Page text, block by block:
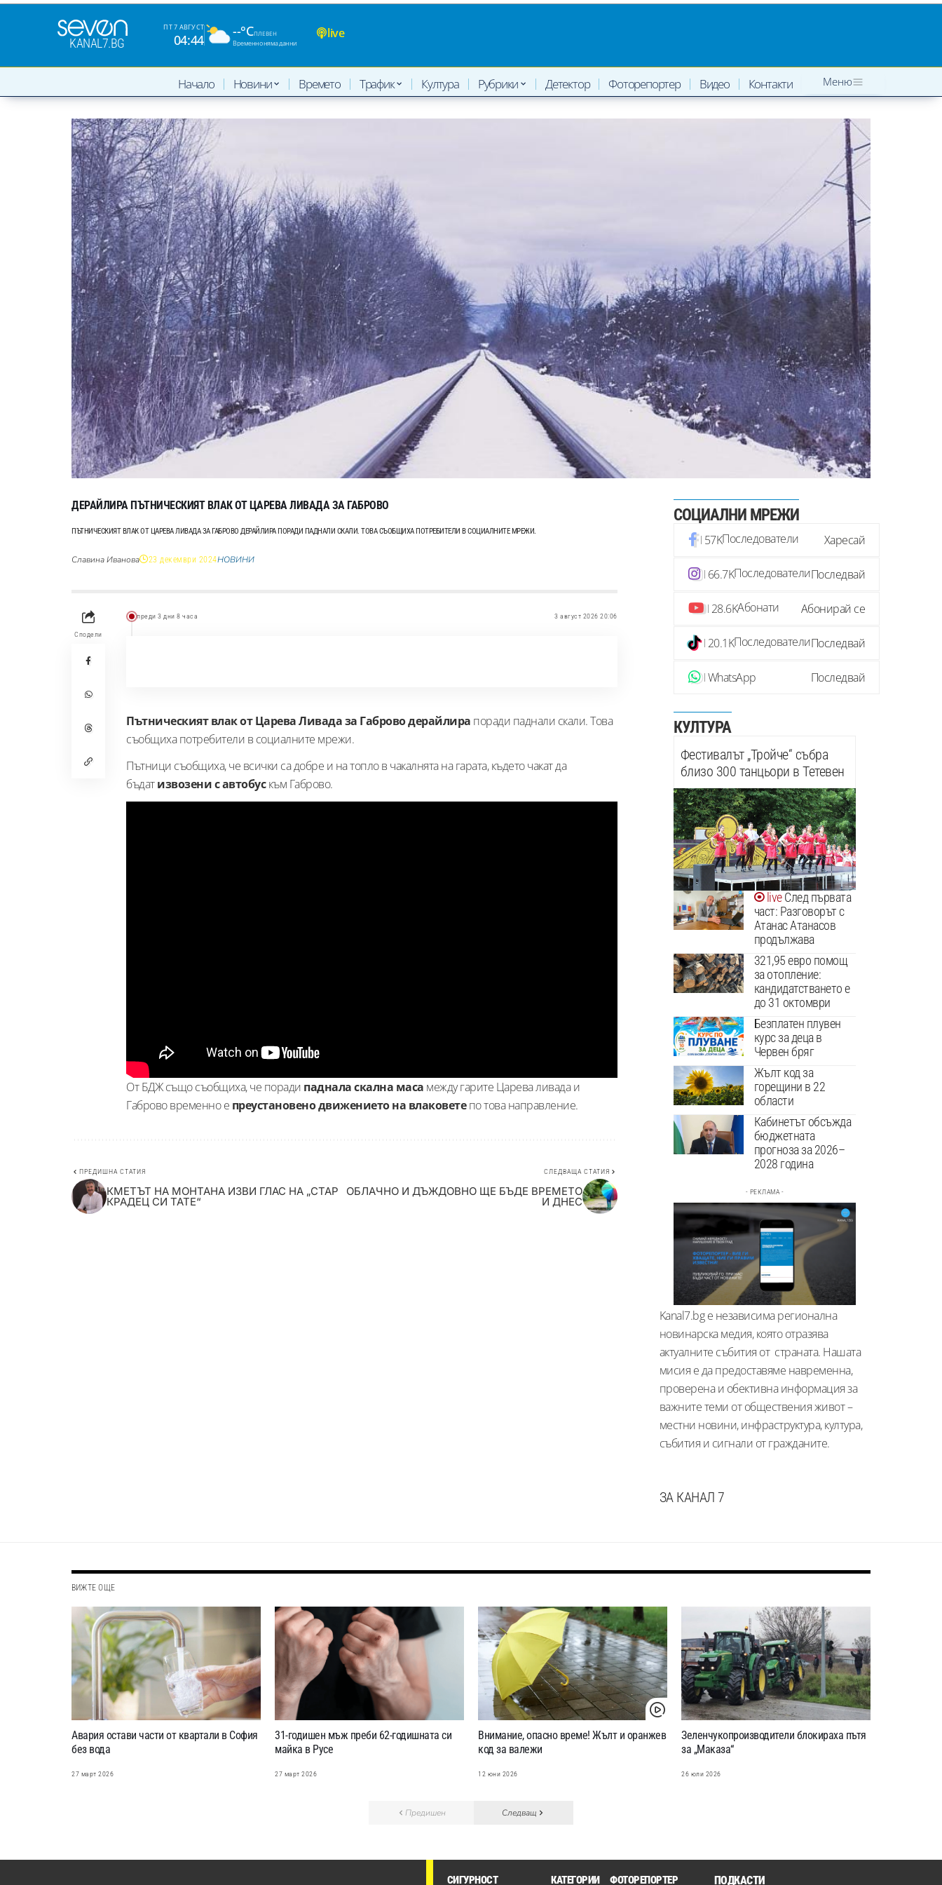
KANAL7.BG
ПТ 7 АВГУСТ
04:44
--°CПЛЕВЕН
Временно няма данни
live
Начало Новини Времето Трафик Култура Рубрики Детектор Фоторепортер Видео Контакти Меню
ДЕРАЙЛИРА ПЪТНИЧЕСКИЯТ ВЛАК ОТ ЦАРЕВА ЛИВАДА ЗА ГАБРОВО
ПЪТНИЧЕСКИЯТ ВЛАК ОТ ЦАРЕВА ЛИВАДА ЗА ГАБРОВО ДЕРАЙЛИРА ПОРАДИ ПАДНАЛИ СКАЛИ. ТОВА СЪОБЩИХА ПОТРЕБИТЕЛИ В СОЦИАЛНИТЕ МРЕЖИ.
Славина Иванова 23 декември 2024НОВИНИ
Сподели
преди 3 дни 8 часа 3 август 2026 20:06
Пътническият влак от Царева Ливада за Габрово дерайлира поради паднали скали. Това
съобщиха потребители в социалните мрежи.
Пътници съобщиха, че всички са добре и на топло в чакалнята на гарата, където чакат да
бъдатизвозени с автобускъм Габрово.
От БДЖ също съобщиха, че поради паднала скална маса между гарите Царева ливада и
Габрово временно е преустановено движението на влаковетепо това направление.
ПРЕДИШНА СТАТИЯ
КМЕТЪТ НА МОНТАНА ИЗВИ ГЛАС НА „СТАР
КРАДЕЦ СИ ТАТЕ“
СЛЕДВАЩА СТАТИЯ
ОБЛАЧНО И ДЪЖДОВНО ЩЕ БЪДЕ ВРЕМЕТО
И ДНЕС
СОЦИАЛНИ МРЕЖИ
57KПоследователи Харесай
66.7KПоследователиПоследвай
28.6KАбонати Абонирай се
20.1KПоследователиПоследвай
WhatsApp Последвай
КУЛТУРА
Фестивалът „Тройче“ събра
близо 300 танцьори в Тетевен
След първата
част: Разговорът с
Атанас Атанасов
продължава
321,95 евро помощ
за отопление:
кандидатстването е
до 31 октомври
Безплатен плувен
курс за деца в
Червен бряг
Жълт код за
горещини в 22
области
Кабинетът обсъжда
бюджетната
прогноза за 2026–
2028 година
- РЕКЛАМА -
Kanal7.bg е независима регионална
новинарска медия, която отразява
актуалните събития от страната. Нашата
мисия е да предоставяме навременна,
проверена и обективна информация за
важните теми от обществения живот –
местни новини, инфраструктура, култура,
събития и сигнали от гражданите.
ЗА КАНАЛ 7
ВИЖТЕ ОЩЕ
Авария остави части от квартали в София
без вода
27 март 2026
31-годишен мъж преби 62-годишната си
майка в Русе
27 март 2026
Внимание, опасно време! Жълт и оранжев
код за валежи
12 юни 2026
Зеленчукопроизводители блокираха пътя
за „Маказа“
26 юли 2026
Предишен Следващ
СИГУРНОСТ КАТЕГОРИИ ФОТОРЕПОРТЕР ПОДКАСТИ